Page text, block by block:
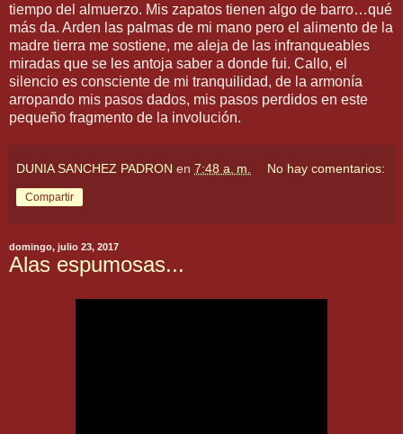
tiempo del almuerzo. Mis zapatos tienen algo de barro…qué
más da. Arden las palmas de mi mano pero el alimento de la
madre tierra me sostiene, me aleja de las infranqueables
miradas que se les antoja saber a donde fui. Callo, el
silencio es consciente de mi tranquilidad, de la armonía
arropando mis pasos dados, mis pasos perdidos en este
pequeño fragmento de la involución.
DUNIA SANCHEZ PADRON en 7:48 a. m. No hay comentarios:
Compartir
domingo, julio 23, 2017
Alas espumosas...